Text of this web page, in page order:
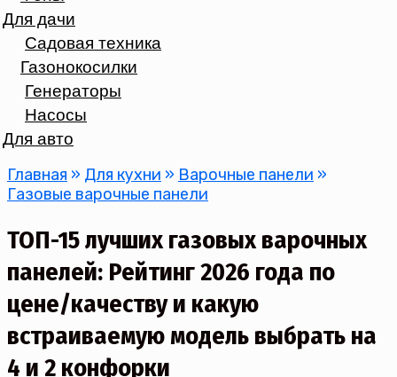
Для дачи
Садовая техника
Газонокосилки
Генераторы
Насосы
Для авто
Главная » Для кухни » Варочные панели »
Газовые варочные панели
ТОП-15 лучших газовых варочных
панелей: Рейтинг 2026 года по
цене/качеству и какую
встраиваемую модель выбрать на
4 и 2 конфорки